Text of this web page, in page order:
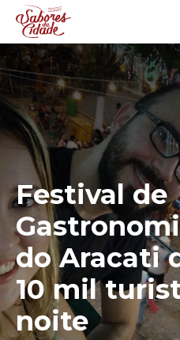
Festival de
do Aracati
10 mil
noite